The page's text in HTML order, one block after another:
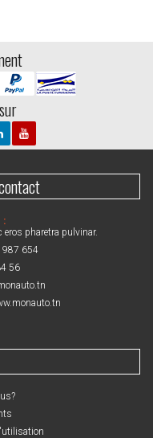
:
pharetra pulvinar.
987 654
56